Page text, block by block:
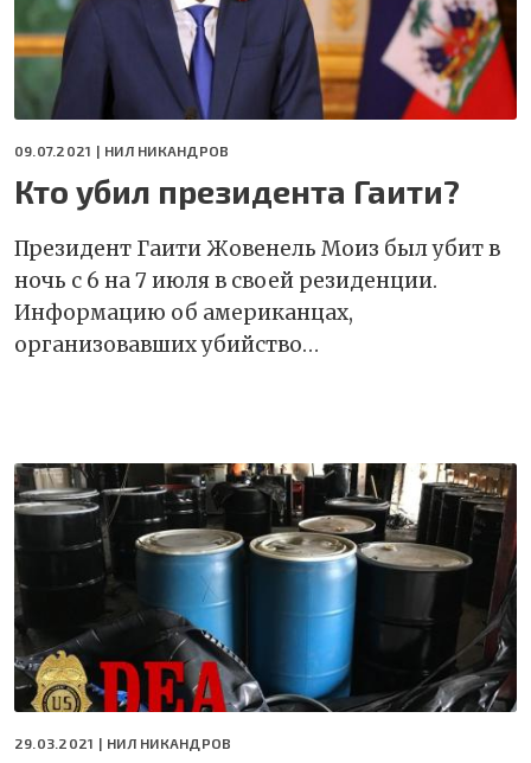
09.07.2021 | НИЛ НИКАНДРОВ
Кто убил президента Гаити?
Президент Гаити Жовенель Моиз был убит в
ночь с 6 на 7 июля в своей резиденции.
Информацию об американцах,
организовавших убийство…
29.03.2021 | НИЛ НИКАНДРОВ